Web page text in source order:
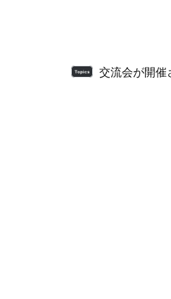
Topics 交流会が開催